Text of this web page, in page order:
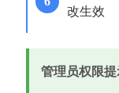
改生效
管理员权限提